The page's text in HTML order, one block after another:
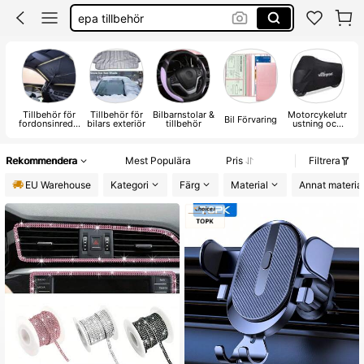
epa tillbehör
bil dekoration
Tillbehör för
fordonsinredni
Tillbehör för
bilars exteriör
Bilbarnstolar &
tillbehör Bil Förvaring Motorcykelutr
ustning och
Rekommendera Mest Populära Pris
Filtrera
EU Warehouse
Kategori Färg Material Annat material